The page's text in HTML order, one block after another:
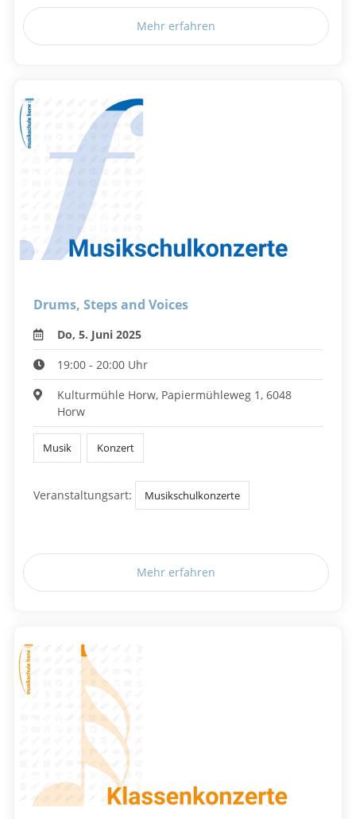
Mehr erfahren
Drums, Steps and Voices
Do, 5. Juni 2025
19:00 - 20:00 Uhr
Kulturmühle Horw, Papiermühleweg 1, 6048
Horw
Musik Konzert
Veranstaltungsart: Musikschulkonzerte
Mehr erfahren